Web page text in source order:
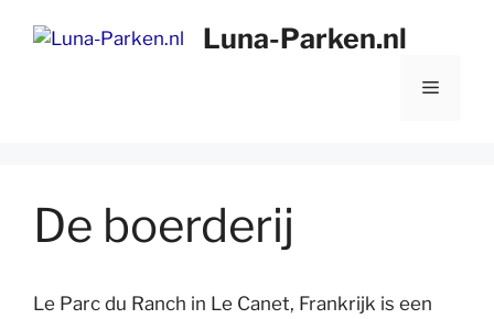
naar
Luna-Parken.nl
Menu
De boerderij
Le Parc du Ranch in Le Canet, Frankrijk is een